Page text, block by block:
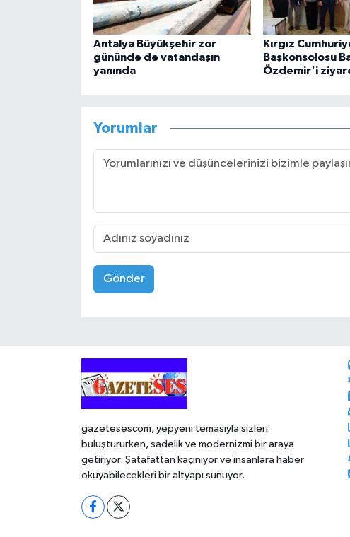
Antalya Büyükşehir zor
gününde de vatandaşın
yanında
Kırgız
Başkonsolosu
Özdemir'i
Yorumlar
Gönder
gazetesescom, yepyeni temasıyla sizleri
buluştururken, sadelik ve modernizmi bir araya
getiriyor. Şatafattan kaçınıyor ve insanlara haber
okuyabilecekleri bir altyapı sunuyor.